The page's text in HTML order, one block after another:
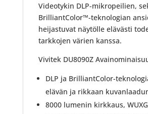
Videotykin DLP-mikropeilien,
BrilliantColor™-teknologian
heijastuvat näytölle elävästi
tarkkojen värien kanssa.
Vivitek DU8090Z
DLP ja BrilliantColor-
elävän ja rikkaan
8000 lumenin kirkkaus,